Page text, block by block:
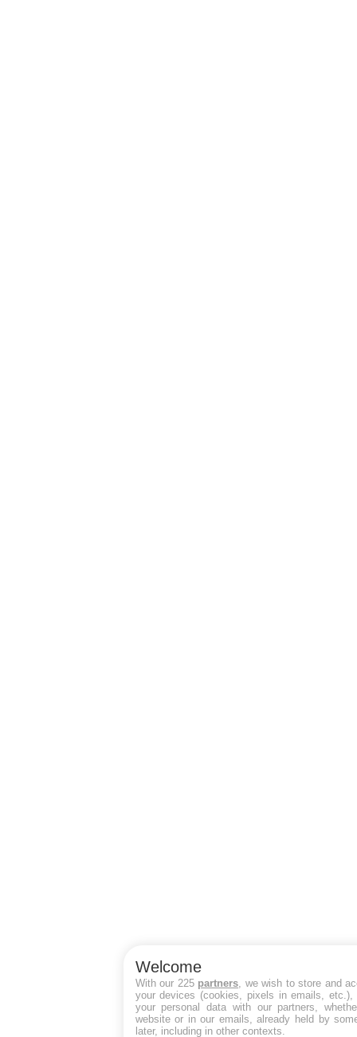
Welcome
With our 225 partners , we wish to store and
your devices (cookies, pixels in emails, etc.),
your personal data with our partners,
website or in our emails, already held by
later, including in other contexts.